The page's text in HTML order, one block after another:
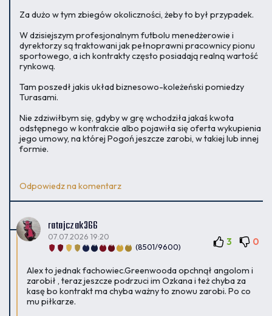
Za dużo w tym zbiegów okoliczności, żeby to był przypadek.
W dzisiejszym profesjonalnym futbolu menedżerowie i
dyrektorzy są traktowani jak pełnoprawni pracownicy pionu
sportowego, a ich kontrakty często posiadają realną wartość
rynkową.
Tam poszedł jakis układ biznesowo-koleżeński pomiedzy
Turasami.
Nie zdziwiłbym się, gdyby w grę wchodziła jakaś kwota
odstępnego w kontrakcie albo pojawiła się oferta wykupienia
jego umowy, na której Pogoń jeszcze zarobi, w takiej lub innej
formie.
Odpowiedz na komentarz
ratajczak366
(8501/9600)
07.07.2026 19:20 3 0
Alex to jednak fachowiec.Greenwooda opchnął angolom i
zarobił , teraz jeszcze podrzuci im Ozkana i też chyba za
kasę bo kontrakt ma chyba ważny to znowu zarobi. Po co
mu piłkarze.